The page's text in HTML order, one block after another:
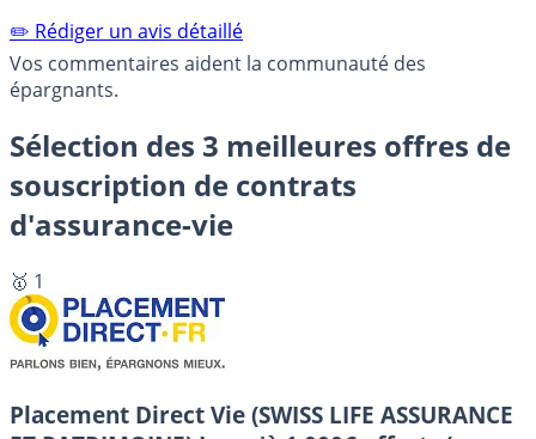
✏️ Rédiger un avis détaillé
Vos commentaires aident la communauté des
épargnants.
Sélection des 3 meilleures offres de
souscription de contrats
d'assurance-vie
🥇 1
Placement Direct Vie (SWISS LIFE ASSURANCE